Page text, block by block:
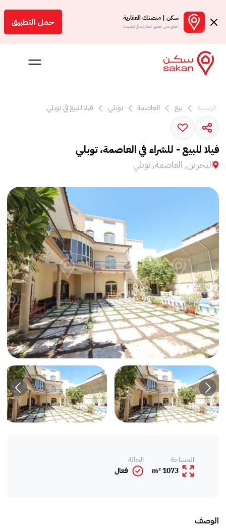
سكن | منصتك العقارية
اطلع على جميع العقارات في تطبيقنا حمل التطبيق
الرئيسية بيع العاصمة توبلي فيلا للبيع في تويلي
فيلا للبيع - للشراء في العاصمة، توبلي
البحرين, العاصمة, توبلي
المساحة
1073 m²
الحالة
فعال
الوصف